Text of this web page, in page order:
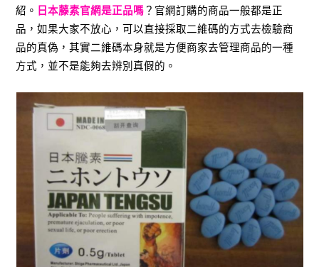
紹。 日本藤素官網是正品嗎 ？官網訂購的商品一般都是正
品，如果大家不放心，可以直接採取二維碼的方式去檢驗商
品的真偽，其實二維碼本身就是方便商家去管理商品的一種
方式，並不是能夠去辨別真假的。